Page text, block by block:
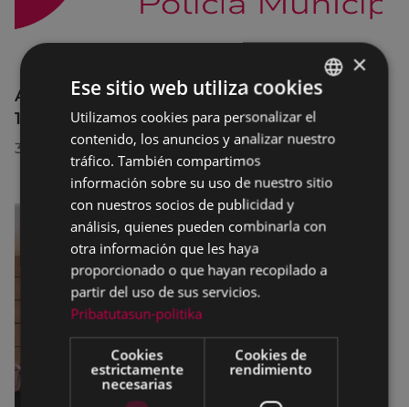
Afecciones al tráfico en la calle Egogain del
10 al 23 de agosto, por motivo de obras
30/07/2026
BASQUE
SPANISH
×
Ese sitio web utiliza cookies
Utilizamos cookies para personalizar el
contenido, los anuncios y analizar nuestro
tráfico. También compartimos
información sobre su uso de nuestro sitio
con nuestros socios de publicidad y
análisis, quienes pueden combinarla con
otra información que les haya
proporcionado o que hayan recopilado a
partir del uso de sus servicios.
Pribatutasun-politika
Cookies
estrictamente
necesarias
Cookies de
rendimiento